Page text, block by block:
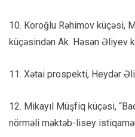
10. Koroğlu Rəhimov küçəsi,
küçəsindən Ak. Həsən Əliyev
11. Xətai prospekti, Heydər
12. Mikayıl Müşfiq küçəsi,
nörməli məktəb-lisey